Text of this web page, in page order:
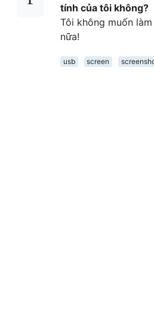
tính của tôi không?
Tôi không muốn
nữa!
usb screen